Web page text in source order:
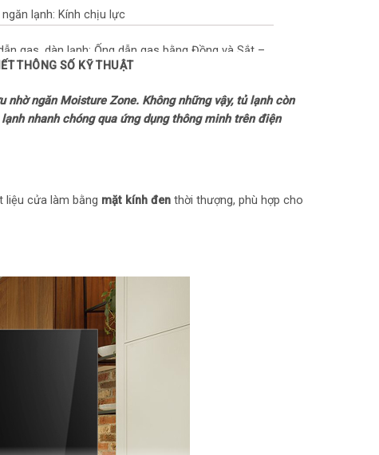
lạnh: Kính chịu lực
gas, dàn lạnh: Ống dẫn gas bằng Đồng và Sắt –
Nhôm
quản và làm lạnh
lạnh: Luồng khí lạnh đa chiều Multi Air Flow
quản thực phẩm: Bảo quản thực phẩm với công
khuẩn, khử mùi: Khử mùi diệt khuẩn với công
THÔNG SỐ KỸ THUẬT
ngăn Moisture Zone. Không những vậy, tủ lạnh còn
nhanh chóng qua ứng dụng thông minh trên điện
liệu cửa làm bằng mặt kính đen thời thượng, phù hợp cho